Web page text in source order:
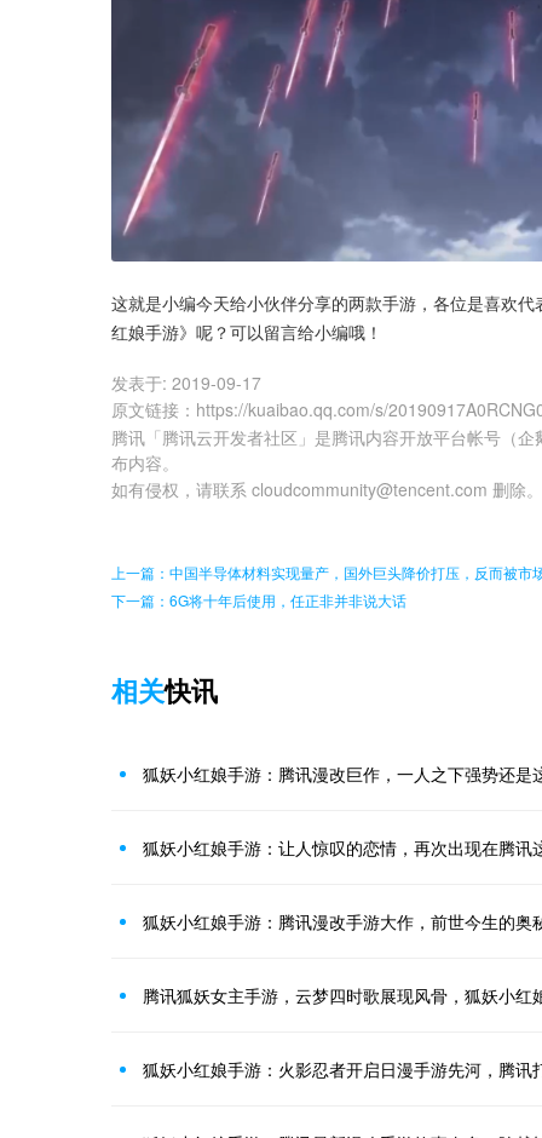
这就是小编今天给小伙伴分享的两款手游，各位是喜欢
红娘手游》呢？可以留言给小编哦！
发表于: 2019-09-17
原文链接 ： https://kuaibao.qq.com/s/
腾讯「腾讯云开发者社区」是腾讯内容开放平台帐号（
布内容。
如有侵权，请联系 cloudcommunity@tencent.com 删除。
上一篇：中国半导体材料实现量产，国外巨头降价打压，反而被市
下一篇：6G将十年后使用，任正非并非说大话
相关快讯
狐妖小红娘手游：腾讯漫改巨作，一人之下强势还是
狐妖小红娘手游：让人惊叹的恋情，再次出现在腾讯
狐妖小红娘手游：腾讯漫改手游大作，前世今生的奥
腾讯狐妖女主手游，云梦四时歌展现风骨，狐妖小红
狐妖小红娘手游：火影忍者开启日漫手游先河，腾讯